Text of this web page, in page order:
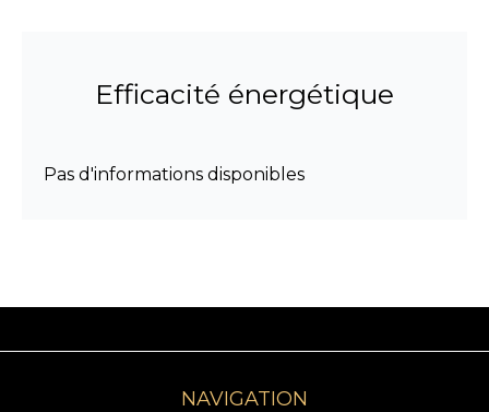
Efficacité énergétique
Pas d'informations disponibles
NAVIGATION